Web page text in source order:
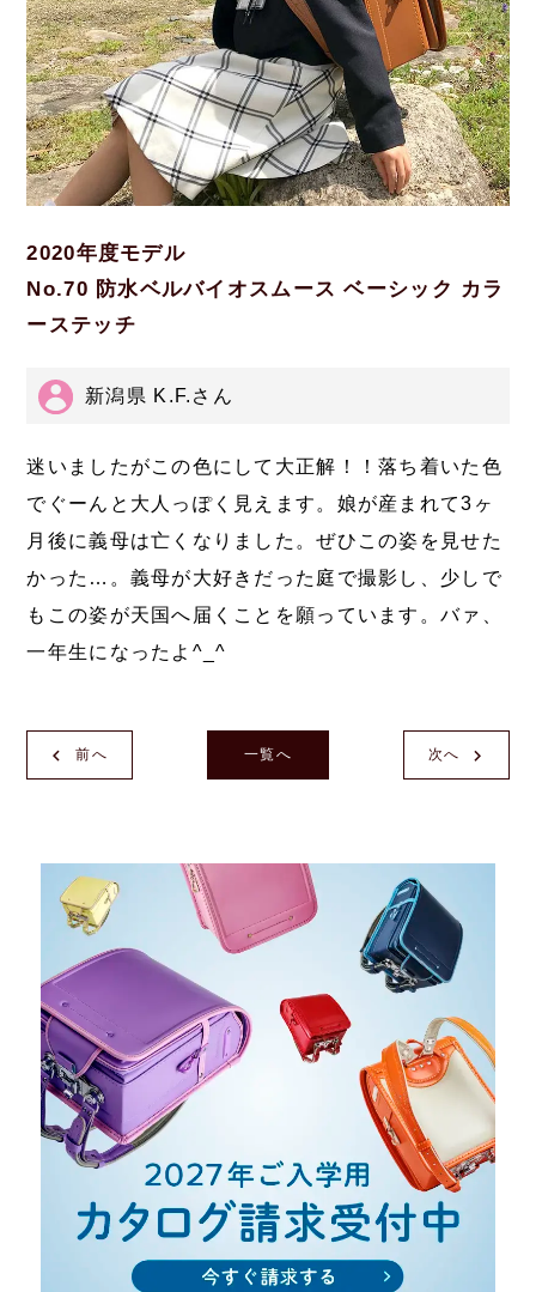
2020年度モデル
No.70 防水ベルバイオスムース ベーシック カラ
ーステッチ
新潟県 K.F.さん
迷いましたがこの色にして大正解！！落ち着いた色
でぐーんと大人っぽく見えます。娘が産まれて3ヶ
月後に義母は亡くなりました。ぜひこの姿を見せた
かった…。義母が大好きだった庭で撮影し、少しで
もこの姿が天国へ届くことを願っています。バァ、
一年生になったよ^_^
前へ 次へ
一覧へ